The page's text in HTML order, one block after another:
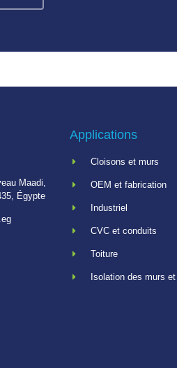
Maadi,
Égypte
Applications
Cloisons et murs
OEM et fabrication
Industriel
CVC et conduits
Toiture
Isolation des murs